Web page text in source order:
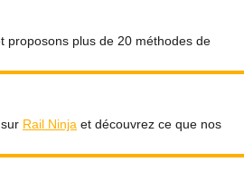
proposons plus de 20 méthodes de
Rail Ninja et découvrez ce que nos